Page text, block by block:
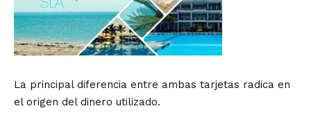
La principal diferencia entre ambas tarjetas radica en
el origen del dinero utilizado.